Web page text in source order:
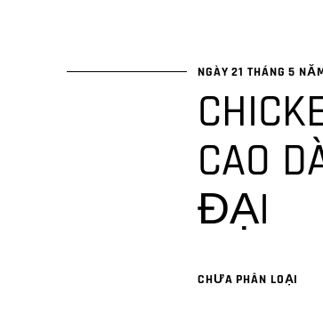
NGÀY 21 THÁNG 5
CAO
ĐẠI
CHƯA PHÂN LOẠI